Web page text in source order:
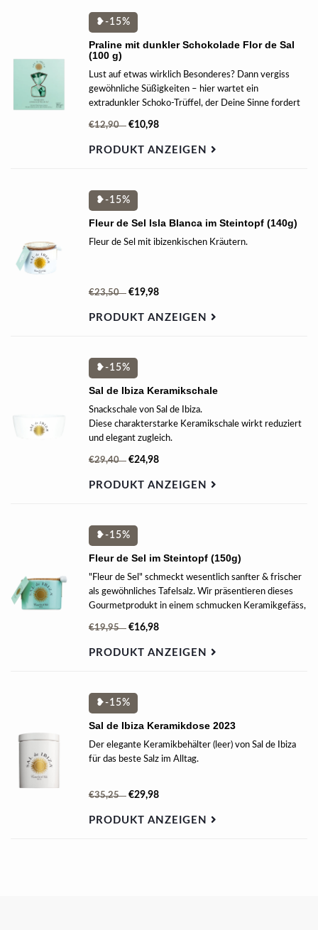
❥-15%
Praline mit dunkler Schokolade Flor de Sal
(100 g)
Lust auf etwas wirklich Besonderes? Dann vergiss
gewöhnliche Süßigkeiten – hier wartet ein
extradunkler Schoko-Trüffel, der Deine Sinne fordert
€12,90 €10,98
PRODUKT ANZEIGEN
❥-15%
Fleur de Sel Isla Blanca im Steintopf (140g)
Fleur de Sel mit ibizenkischen Kräutern.
€23,50 €19,98
PRODUKT ANZEIGEN
❥-15%
Sal de Ibiza Keramikschale
Snackschale von Sal de Ibiza.
Diese charakterstarke Keramikschale wirkt reduziert
und elegant zugleich.
€29,40 €24,98
PRODUKT ANZEIGEN
❥-15%
Fleur de Sel im Steintopf (150g)
"Fleur de Sel" schmeckt wesentlich sanfter & frischer
als gewöhnliches Tafelsalz. Wir präsentieren dieses
Gourmetprodukt in einem schmucken Keramikgefäss,
kleinen weissen Porzellanlöffelchen zum portionieren.
€19,95 €16,98
PRODUKT ANZEIGEN
❥-15%
Sal de Ibiza Keramikdose 2023
Der elegante Keramikbehälter (leer) von Sal de Ibiza
für das beste Salz im Alltag.
€35,25 €29,98
PRODUKT ANZEIGEN